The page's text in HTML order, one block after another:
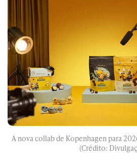
A nova collab de Kopenhagen para
(Crédito: